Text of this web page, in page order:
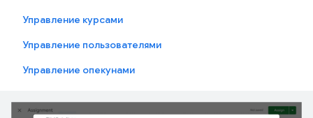
Управление курсами
Управление пользователями
Управление опекунами